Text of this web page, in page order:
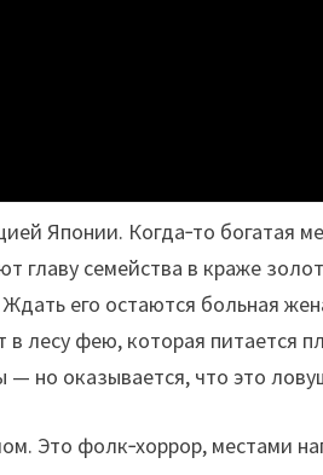
Японии. Когда‑то богатая
главу семейства в краже
его остаются больная
лесу фею, которая питается
но оказывается, что это
Это фолк‑хоррор, местами